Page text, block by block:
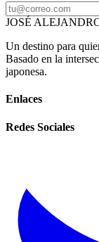
JOSÉ
Un destino para
Basado en la
japonesa.
Enlaces
Redes Sociales